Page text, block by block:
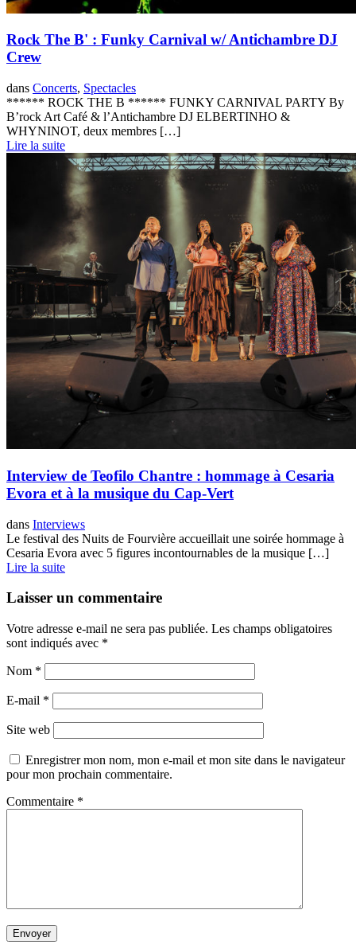
Rock The B' : Funky Carnival w/ Antichambre DJ
Crew
dans Concerts, Spectacles
****** ROCK THE B ****** FUNKY CARNIVAL PARTY By
B’rock Art Café & l’Antichambre DJ ELBERTINHO &
WHYNINOT, deux membres […]
Lire la suite
Interview de Teofilo Chantre : hommage à Cesaria
Evora et à la musique du Cap-Vert
dans Interviews
Le festival des Nuits de Fourvière accueillait une soirée hommage à
Cesaria Evora avec 5 figures incontournables de la musique […]
Lire la suite
Laisser un commentaire
Votre adresse e-mail ne sera pas publiée. Les champs obligatoires
sont indiqués avec *
Nom *
E-mail *
Site web
Enregistrer mon nom, mon e-mail et mon site dans le navigateur
pour mon prochain commentaire.
Commentaire *